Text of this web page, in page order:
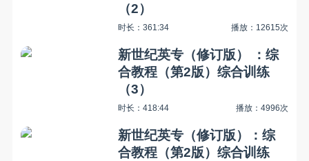
（2）
时长：361:34 播放：12615次
新世纪英专（修订版） ：综
合教程（第2版）综合训练
（3）
时长：418:44 播放：4996次
新世纪英专（修订版）：综
合教程（第2版）综合训练